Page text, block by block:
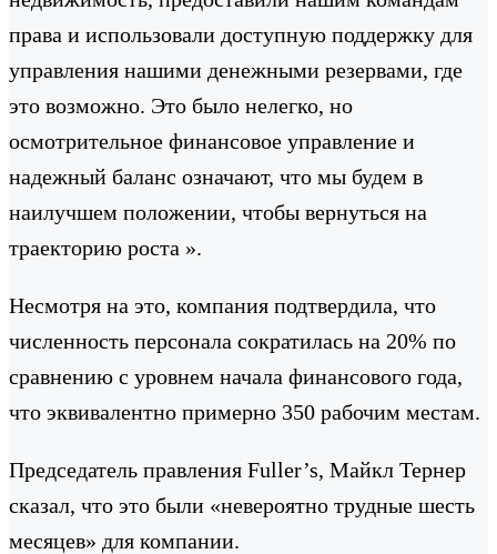
права и использовали доступную поддержку для
управления нашими денежными резервами, где
это возможно. Это было нелегко, но
осмотрительное финансовое управление и
надежный баланс означают, что мы будем в
наилучшем положении, чтобы вернуться на
траекторию роста ».
Несмотря на это, компания подтвердила, что
численность персонала сократилась на 20% по
сравнению с уровнем начала финансового года,
что эквивалентно примерно 350 рабочим местам.
Председатель правления Fuller’s, Майкл Тернер
сказал, что это были «невероятно трудные шесть
месяцев» для компании.